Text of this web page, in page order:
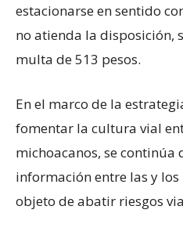
estacionarse en sentido
no atienda la disposición,
multa de 513 pesos.
En el marco de la
fomentar la cultura vial
michoacanos, se continúa
información entre las y los
objeto de abatir riesgos